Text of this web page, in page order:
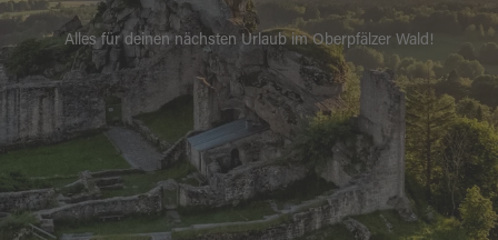
Alles für deinen nächsten Urlaub im Oberpfälzer Wald!